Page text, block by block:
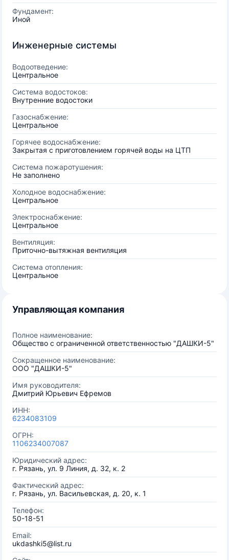
Фундамент:
Иной
Инженерные системы
Водоотведение:
Центральное
Система водостоков:
Внутренние водостоки
Газоснабжение:
Центральное
Горячее водоснабжение:
Закрытая с приготовлением горячей воды на ЦТП
Система пожаротушения:
Не заполнено
Холодное водоснабжение:
Центральное
Электроснабжение:
Центральное
Вентиляция:
Приточно-вытяжная вентиляция
Система отопления:
Центральное
Управляющая компания
Полное наименование:
Общество с ограниченной ответственностью "ДАШКИ-5"
Сокращенное наименование:
ООО "ДАШКИ-5"
Имя руководителя:
Дмитрий Юрьевич Ефремов
ИНН:
6234083109
ОГРН:
1106234007087
Юридический адрес:
г. Рязань, ул. 9 Линия, д. 32, к. 2
Фактический адрес:
г. Рязань, ул. Васильевская, д. 20, к. 1
Телефон:
50-18-51
Email:
ukdashki5@list.ru